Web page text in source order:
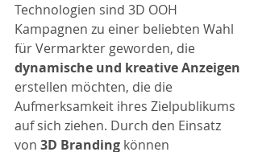
Technologien sind 3D OOH
Kampagnen zu einer beliebten Wahl
für Vermarkter geworden, die
dynamische und kreative Anzeigen
erstellen möchten, die die
Aufmerksamkeit ihres Zielpublikums
auf sich ziehen. Durch den Einsatz
von 3D Branding können